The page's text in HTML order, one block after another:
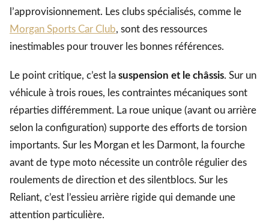
l’approvisionnement. Les clubs spécialisés, comme le
Morgan Sports Car Club, sont des ressources
inestimables pour trouver les bonnes références.
Le point critique, c’est la suspension et le châssis. Sur un
véhicule à trois roues, les contraintes mécaniques sont
réparties différemment. La roue unique (avant ou arrière
selon la configuration) supporte des efforts de torsion
importants. Sur les Morgan et les Darmont, la fourche
avant de type moto nécessite un contrôle régulier des
roulements de direction et des silentblocs. Sur les
Reliant, c’est l’essieu arrière rigide qui demande une
attention particulière.